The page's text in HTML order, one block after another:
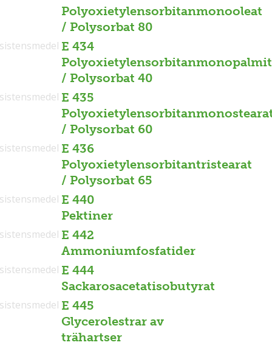
Polyoxietylensorbitanmonooleat
/ Polysorbat 80
E 434
/ Polysorbat 40
E 435
/ Polysorbat 60
E 436
Polyoxietylensorbitantristearat
/ Polysorbat 65
E 440
Pektiner
E 442
Ammoniumfosfatider
E 444
Sackarosacetatisobutyrat
E 445
Glycerolestrar av
trähartser